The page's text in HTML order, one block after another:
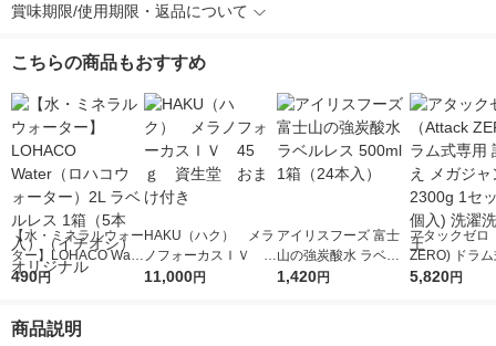
賞味期限/使用期限・返品について
こちらの商品もおすすめ
【水・ミネラルウォー
ター】LOHACO Wate
r（ロハコウォータ
シ） オリジナル
490円
HAKU（ハク） メラ
ノフォーカスＩＶ 4
5ｇ 資生堂 おまけ
11,000円
アイリスフーズ 富士
山の強炭酸水 ラベル
レス 500ml 1箱（24
1,420円
アタックゼロ
ZERO) ドラ
詰め替え メガ
5,820円
商品説明